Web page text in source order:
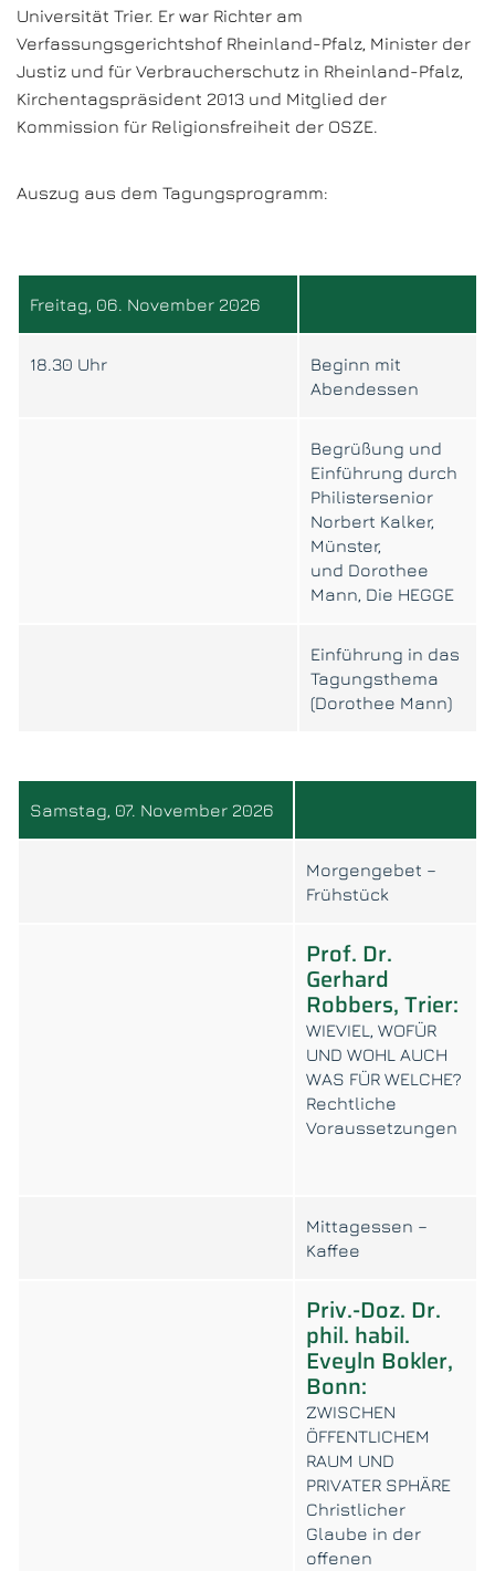
Universität Trier. Er war Richter am
Verfassungsgerichtshof Rheinland-Pfalz, Minister der
Justiz und für Verbraucherschutz in Rheinland-Pfalz,
Kirchentagspräsident 2013 und Mitglied der
Kommission für Religionsfreiheit der OSZE.
Auszug aus dem Tagungsprogramm:
Freitag, 06. November 2026
18.30 Uhr
Beginn mit
Abendessen
Begrüßung und
Einführung durch
Philistersenior
Norbert Kalker,
Münster,
und Dorothee
Mann, Die HEGGE
Einführung in das
Tagungsthema
(Dorothee Mann)
Samstag, 07. November 2026
Morgengebet –
Frühstück
Prof. Dr.
Gerhard
Robbers, Trier:
WIEVIEL, WOFÜR
UND WOHL AUCH
WAS FÜR WELCHE?
Rechtliche
Voraussetzungen
Mittagessen –
Kaffee
Priv.-Doz. Dr.
phil. habil.
Eveyln Bokler,
Bonn:
ZWISCHEN
ÖFFENTLICHEM
RAUM UND
PRIVATER SPHÄRE
Christlicher
Glaube in der
offenen